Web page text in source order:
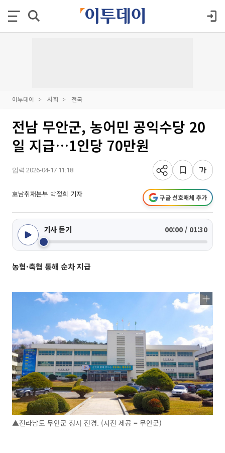
이투데이 사회 전국
전남 무안군, 농어민 공익수당 20
일 지급…1인당 70만원
입력 2026-04-17 11:18
호남취재본부 박정희 기자 구글 선호매체 추가
기사 듣기 00:00 / 01:30
농협·축협 통해 순차 지급
▲전라남도 무안군 청사 전경. (사진 제공 = 무안군)